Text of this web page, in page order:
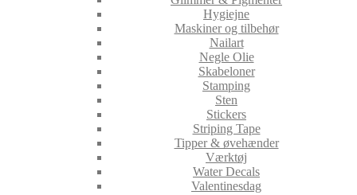
Hygiejne
Maskiner og tilbehør
Nailart
Negle Olie
Skabeloner
Stamping
Sten
Stickers
Striping Tape
Tipper & øvehænder
Værktøj
Water Decals
Valentinesdag